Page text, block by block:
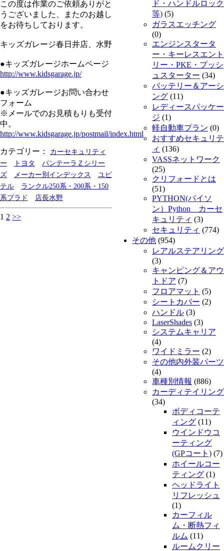
この度は作業のご依頼ありがと
うございました、またのお越し
をお待ちしております。
キッズガレージ春日井店、水野
●キッズガレージホームページ
http://www.kidsgarage.jp/
●キッズガレージお問い合わせ
フォーム
※メールでのお見積もりも受付
中。
http://www.kidsgarage.jp/postmail/index.html
カテゴリー：
カーセキュリティ
ー
トヨタ
パンテーラＺシリー
ズ
メーカー別インデックス
ユピ
テル
ランクル250系・200系・150
系プラド
店長水野
1 2 >>
ド・ハンドルロック
等) (5)
ガラスエッチング
(0)
エンジンスタータ
ー・キーレスエント
リー・PKE・プッシ
ュスターター (34)
バッテリー＆アーシ
ング (11)
レディースパッケー
ジ (1)
軽自動車プラン (0)
おすすめセキュリテ
ィ (136)
VASSネットワーク
(25)
クリフォードとは
(51)
PYTHON(パイソ
ン）Python カーセ
キュリティ (3)
セキュリティ (774)
その他 (954)
レアルステアリング
(3)
キャンピング＆アウ
トドア (7)
フロアマット (5)
シートカバー (2)
ハンドル (3)
LaserShades (3)
システムキャリア
(4)
ワイドミラー (2)
その他内外装パーツ
(4)
車種別情報 (886)
カーディテイリング
(34)
ボディコーテ
ィング (11)
ウインドウコ
ーティング
(GPコート) (7)
ホイールコー
ティング (1)
ヘッドライト
リフレッシュ
(1)
カーフィル
ム・断熱フィ
ルム (11)
ルームクリー